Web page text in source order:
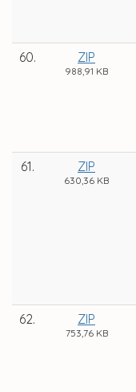
60. ZIP
988,91 KB
61. ZIP
630,36 KB
62. ZIP
753,76 KB